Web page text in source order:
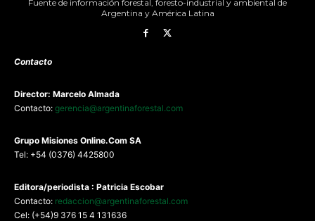
Fuente de información forestal, foresto-industrial y ambiental de
Argentina y América Latina
Contacto
Director: Marcelo Almada
Contacto: gerencia@argentinaforestal.com
Grupo Misiones Online.Com SA
Tel: +54 (0376) 4425800
Editora/periodista : Patricia Escobar
Contacto: redaccion@argentinaforestal.com
Cel: (+54)9 376 15 4 131636